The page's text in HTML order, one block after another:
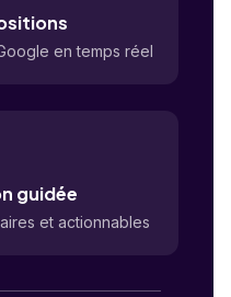
en temps réel
guidée
et actionnables